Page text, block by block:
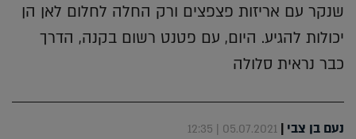
שנקר עם אריזות פצפצים ורק החלה לחלום לאן הן
יכולות להגיע. היום, עם פטנט רשום בקנה, הדרך
כבר נראית סלולה
נעם בן צבי |
05.07.2021 | 12:35